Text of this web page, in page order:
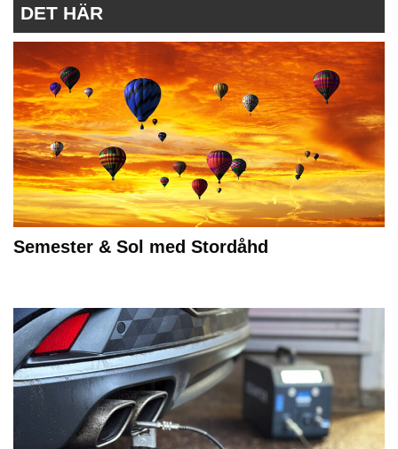
DET HÄR
Semester & Sol med Stordåhd